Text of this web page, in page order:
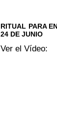
RITUAL PARA
24 DE JUNIO
Ver el Vídeo: